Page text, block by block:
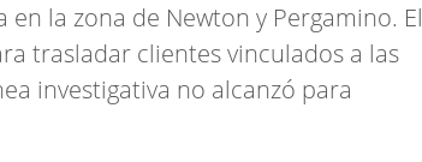
en la zona de Newton y Pergamino. El
trasladar clientes vinculados a las
investigativa no alcanzó para